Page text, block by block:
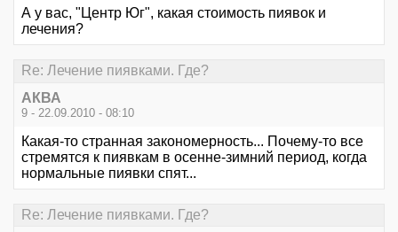
А у вас, "Центр Юг", какая стоимость пиявок и
лечения?
Re: Лечение пиявками. Где?
АКВА
9 - 22.09.2010 - 08:10
Какая-то странная закономерность... Почему-то все
стремятся к пиявкам в осенне-зимний период, когда
нормальные пиявки спят...
Re: Лечение пиявками. Где?